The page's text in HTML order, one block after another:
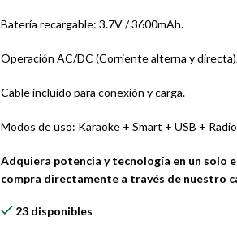
Batería recargable: 3.7V / 3600mAh.
Operación AC/DC (Corriente alterna y
Cable incluido para conexión y carga.
Modos de uso: Karaoke + Smart + USB +
Adquiera potencia y tecnología en un solo
compra directamente a través de nuestro
23 disponibles